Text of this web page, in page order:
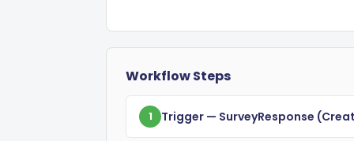
Workflow Steps
1 Trigger — SurveyResponse